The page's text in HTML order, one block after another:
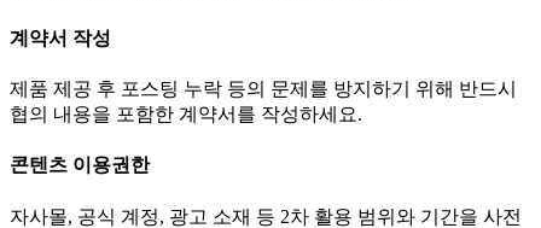
계약서 작성
제품 제공 후 포스팅 누락 등의 문제를 방지하기 위해 반드시
협의 내용을 포함한 계약서를 작성하세요.
콘텐츠 이용권한
자사몰, 공식 계정, 광고 소재 등 2차 활용 범위와 기간을 사전